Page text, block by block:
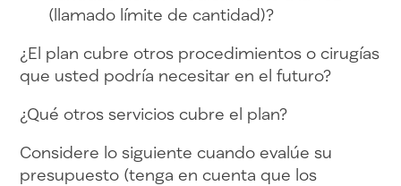
(llamado límite de cantidad)?
¿El plan cubre otros procedimientos o cirugías
que usted podría necesitar en el futuro?
¿Qué otros servicios cubre el plan?
Considere lo siguiente cuando evalúe su
presupuesto (tenga en cuenta que los